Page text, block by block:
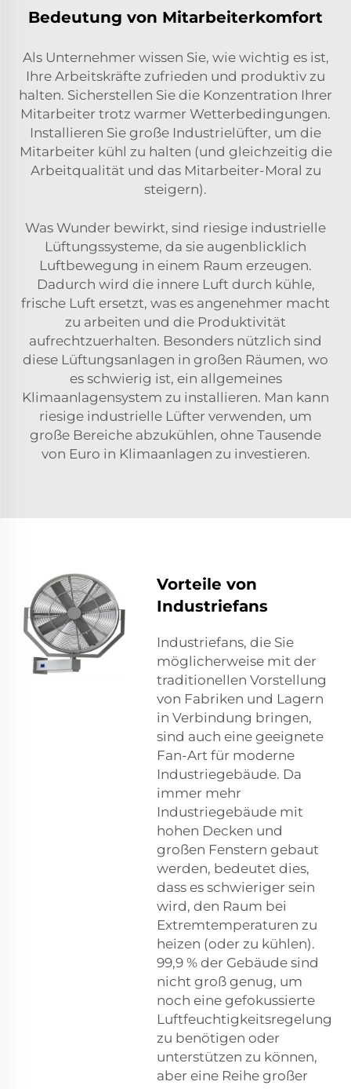
Bedeutung von Mitarbeiterkomfort
Als Unternehmer wissen Sie, wie wichtig es ist,
Ihre Arbeitskräfte zufrieden und produktiv zu
halten. Sicherstellen Sie die Konzentration Ihrer
Mitarbeiter trotz warmer Wetterbedingungen.
Installieren Sie große Industrielüfter, um die
Mitarbeiter kühl zu halten (und gleichzeitig die
Arbeitqualität und das Mitarbeiter-Moral zu
steigern).
Was Wunder bewirkt, sind riesige industrielle
Lüftungssysteme, da sie augenblicklich
Luftbewegung in einem Raum erzeugen.
Dadurch wird die innere Luft durch kühle,
frische Luft ersetzt, was es angenehmer macht
zu arbeiten und die Produktivität
aufrechtzuerhalten. Besonders nützlich sind
diese Lüftungsanlagen in großen Räumen, wo
es schwierig ist, ein allgemeines
Klimaanlagensystem zu installieren. Man kann
riesige industrielle Lüfter verwenden, um
große Bereiche abzukühlen, ohne Tausende
von Euro in Klimaanlagen zu investieren.
Vorteile von
Industriefans
Industriefans, die Sie
möglicherweise mit der
traditionellen Vorstellung
von Fabriken und Lagern
in Verbindung bringen,
sind auch eine geeignete
Fan-Art für moderne
Industriegebäude. Da
immer mehr
Industriegebäude mit
hohen Decken und
großen Fenstern gebaut
werden, bedeutet dies,
dass es schwieriger sein
wird, den Raum bei
Extremtemperaturen zu
heizen (oder zu kühlen).
99,9 % der Gebäude sind
nicht groß genug, um
noch eine gefokussierte
Luftfeuchtigkeitsregelung
zu benötigen oder
unterstützen zu können,
aber eine Reihe großer